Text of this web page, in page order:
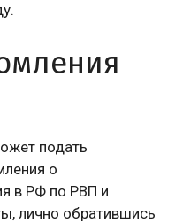
подать
о
в РФ по РВП и
лично обратившись